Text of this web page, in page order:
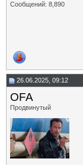
Сообщений: 8,890
26.06.2025, 09:12
OFA
Продвинутый